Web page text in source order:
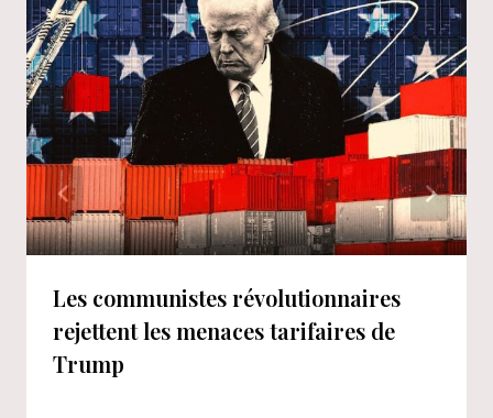
Les communistes révolutionnaires
rejettent les menaces tarifaires de
Trump